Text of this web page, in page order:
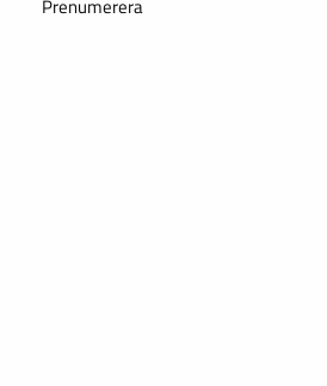
Prenumerera